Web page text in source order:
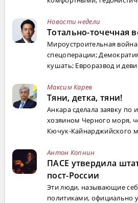
Новости недели
Тотально-точечная
Мироустроительная
спецоперации;
кушать; Евроразвод и
Максим Карев
Тяни, детка, тяни!
Анкара сделала заявку по
хозяином Черного моря,
Кючук-Кайнарджийского
Антон Копнин
ПАСЕ утвердила
пост-России
Эти люди, называющие
политиками, официально